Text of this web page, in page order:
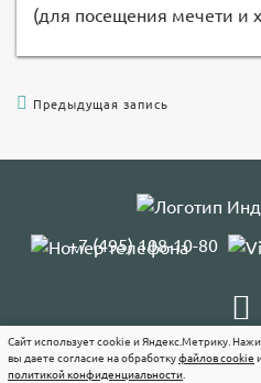
(для посещения мечети и
Предыдущая запись
+7 (495) 108-10-80
пн-пт 10.00
сб
Сайт использует cookie и Яндекс.Метрику.
вы даете согласие на обработкуфайлов cookie
политикой конфиденциальности